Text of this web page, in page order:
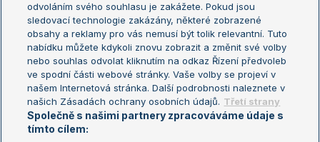
Turnaj mistrů
Turnaj mistryň
Aktualní trendy
Fotbalové přestupy
Livesport Daily
LS Prague Open
odvoláním svého souhlasu je zakážete. Pokud jsou
sledovací technologie zakázány, některé zobrazené
obsahy a reklamy pro vás nemusí být tolik relevantní. Tuto
nabídku můžete kdykoli znovu zobrazit a změnit své volby
nebo souhlas odvolat kliknutím na odkaz Řízení předvoleb
ve spodní části webové stránky. Vaše volby se projeví v
našem Internetová stránka. Další podrobnosti naleznete v
našich Zásadách ochrany osobních údajů. Třetí strany
Společně s našimi partnery zpracováváme údaje s
tímto cílem: